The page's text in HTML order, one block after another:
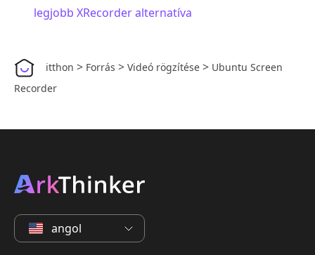
legjobb XRecorder alternatíva
itthon > Forrás > Videó rögzítése > Ubuntu Screen
Recorder
angol